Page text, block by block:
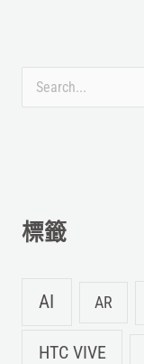
:標籤
AI AR
HTC VIVE